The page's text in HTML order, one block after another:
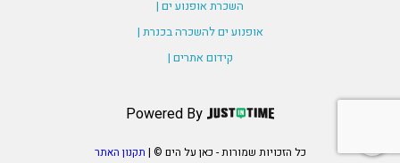
השכרת אופנוע ים |
אופנוע ים להשכרה בכנרת |
קידום אתרים |
Powered By
כל הזכויות שמורות - כאן על הים © | תקנון האתר